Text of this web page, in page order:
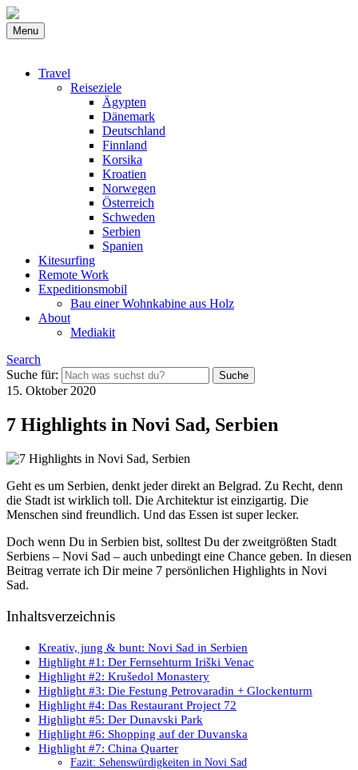
Menu
Travel
Reiseziele
Ägypten
Dänemark
Deutschland
Finnland
Korsika
Kroatien
Norwegen
Österreich
Schweden
Serbien
Spanien
Kitesurfing
Remote Work
Expeditionsmobil
Bau einer Wohnkabine aus Holz
About
Mediakit
Search
Suche für:
15. Oktober 2020
7 Highlights in Novi Sad, Serbien
Geht es um Serbien, denkt jeder direkt an Belgrad. Zu Recht, denn
die Stadt ist wirklich toll. Die Architektur ist einzigartig. Die
Menschen sind freundlich. Und das Essen ist super lecker.
Doch wenn Du in Serbien bist, solltest Du der zweitgrößten Stadt
Serbiens – Novi Sad – auch unbedingt eine Chance geben. In diesen
Beitrag verrate ich Dir meine 7 persönlichen Highlights in Novi
Sad.
Inhaltsverzeichnis
Kreativ, jung & bunt: Novi Sad in Serbien
Highlight #1: Der Fernsehturm Iriški Venac
Highlight #2: Krušedol Monastery
Highlight #3: Die Festung Petrovaradin + Glockenturm
Highlight #4: Das Restaurant Project 72
Highlight #5: Der Dunavski Park
Highlight #6: Shopping auf der Duvanska
Highlight #7: China Quarter
Fazit: Sehenswürdigkeiten in Novi Sad